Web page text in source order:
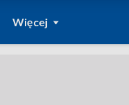
Więcej